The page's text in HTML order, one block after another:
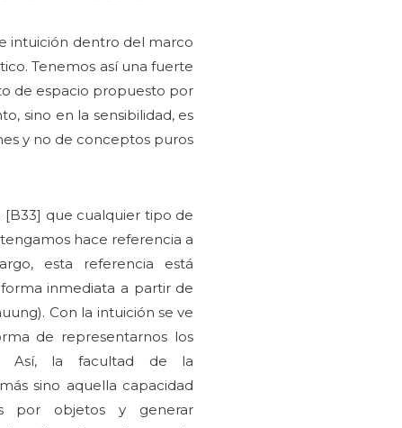
intuición dentro del marco
Tenemos así una fuerte
de espacio propuesto por
sino en la sensibilidad, es
y no de conceptos puros
[B33] que cualquier tipo de
hace referencia a
esta referencia está
inmediata a partir de
Con la intuición se ve
de representarnos los
Así, la facultad de la
sino aquella capacidad
por objetos y generar